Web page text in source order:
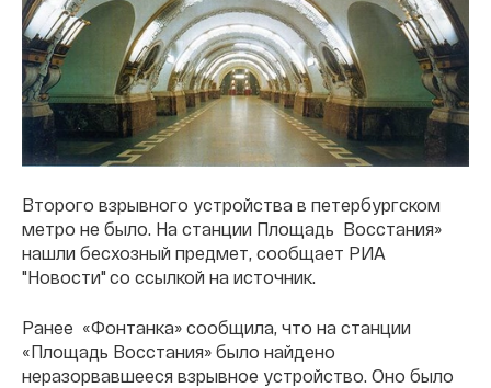
Второго взрывного устройства в петербургском
метро не было. На станции Площадь Восстания»
нашли бесхозный предмет, сообщает РИА
"Новости" со ссылкой на источник.
Ранее «Фонтанка» сообщила, что на станции
«Площадь Восстания» было найдено
неразорвавшееся взрывное устройство. Оно было